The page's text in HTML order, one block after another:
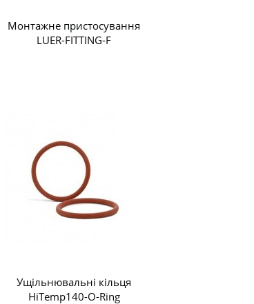
Монтажне пристосування
LUER-FITTING-F
Ущільнювальні кільця
HiTemp140-O-Ring